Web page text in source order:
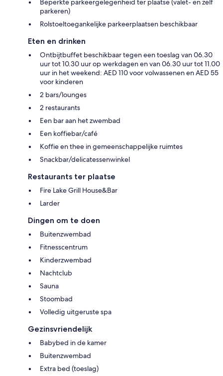
Beperkte parkeergelegenheid ter plaatse (valet- en zelf
parkeren)
Rolstoeltoegankelijke parkeerplaatsen beschikbaar
Eten en drinken
Ontbijtbuffet beschikbaar tegen een toeslag van 06.30
uur tot 10.30 uur op werkdagen en van 06.30 uur tot 11.00
uur in het weekend: AED 110 voor volwassenen en AED 55
voor kinderen
2 bars/lounges
2 restaurants
Een bar aan het zwembad
Een koffiebar/café
Koffie en thee in gemeenschappelijke ruimtes
Snackbar/delicatessenwinkel
Restaurants ter plaatse
Fire Lake Grill House&Bar
Larder
Dingen om te doen
Buitenzwembad
Fitnesscentrum
Kinderzwembad
Nachtclub
Sauna
Stoombad
Volledig uitgeruste spa
Gezinsvriendelijk
Babybed in de kamer
Buitenzwembad
Extra bed (toeslag)